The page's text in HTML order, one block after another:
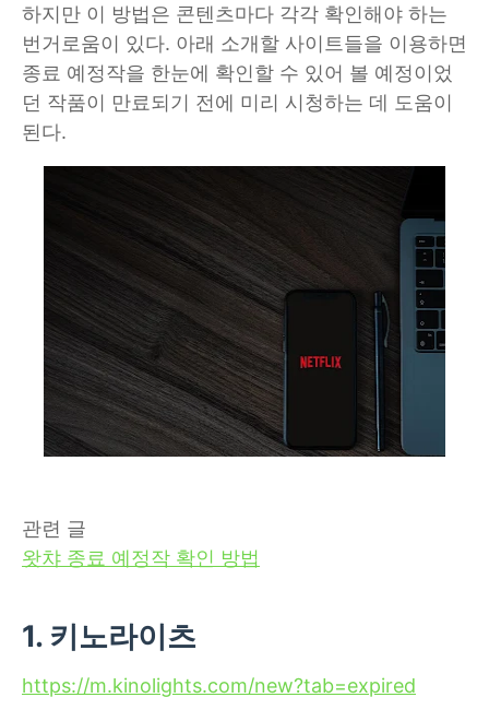
하지만 이 방법은 콘텐츠마다 각각 확인해야 하는
번거로움이 있다. 아래 소개할 사이트들을 이용하면
종료 예정작을 한눈에 확인할 수 있어 볼 예정이었
던 작품이 만료되기 전에 미리 시청하는 데 도움이
된다.
관련 글
왓챠 종료 예정작 확인 방법
1. 키노라이츠
https://m.kinolights.com/new?tab=expired